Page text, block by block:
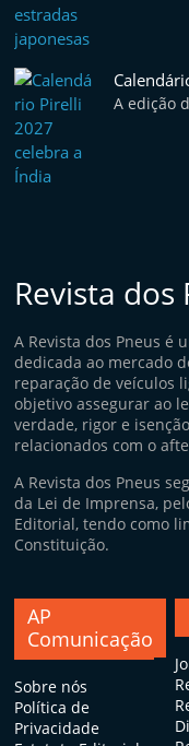
A edição
Revista dos
A Revista dos Pneus é
dedicada ao mercado
reparação de veículos
objetivo assegurar ao
verdade, rigor e
relacionados com o
A Revista dos Pneus
da Lei de Imprensa,
Editorial, tendo como
Constituição.
AP
Comunicação
Sobre nós
Política de
Privacidade